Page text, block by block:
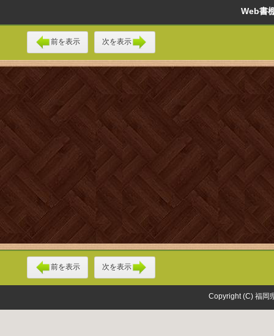
Web
前を表示 次を表示
前を表示 次を表示
Copyright (C) 福岡